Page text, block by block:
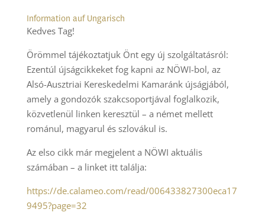
Information auf Ungarisch
Kedves Tag!
Örömmel tájékoztatjuk Önt egy új szolgáltatásról:
Ezentúl újságcikkeket fog kapni az NÖWI-bol, az
Alsó-Ausztriai Kereskedelmi Kamaránk újságjából,
amely a gondozók szakcsoportjával foglalkozik,
közvetlenül linken keresztül – a német mellett
románul, magyarul és szlovákul is.
Az elso cikk már megjelent a NÖWI aktuális
számában – a linket itt találja:
https://de.calameo.com/read/006433827300eca17
9495?page=32